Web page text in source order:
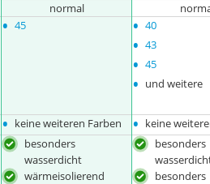
normal
• 45 • 40
• 43
• 45
• und weitere
• keine weiteren Farben • keine
besonders
wasserdicht
wärmeisolierend
besonders
besonders